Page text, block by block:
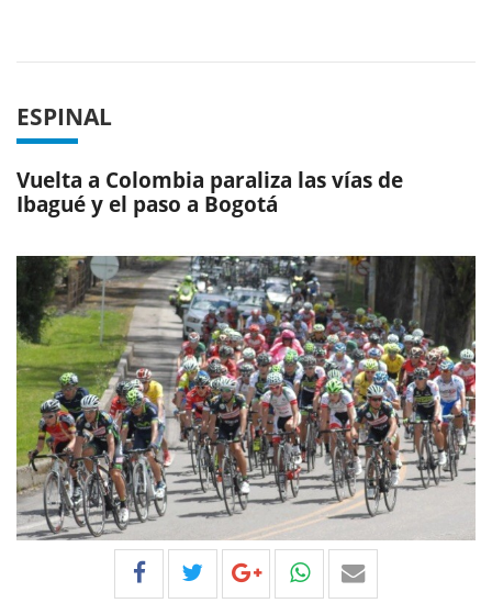
ESPINAL
Vuelta a Colombia paraliza las vías de
Ibagué y el paso a Bogotá